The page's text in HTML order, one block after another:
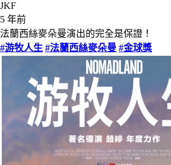
JKF
5 年前
法蘭西絲麥朵曼演出的完全是保證！
#游牧人生 #法蘭西絲麥朵曼 #金球獎